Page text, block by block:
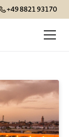
+49 8821 93170